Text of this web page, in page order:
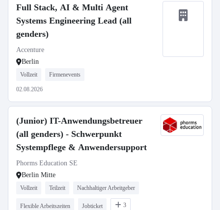
Full Stack, AI & Multi Agent
Systems Engineering Lead (all
genders)
Accenture
Berlin
Vollzeit Firmenevents
02.08.2026
(Junior) IT-Anwendungsbetreuer
(all genders) - Schwerpunkt
Systempflege & Anwendersupport
Phorms Education SE
Berlin Mitte
Vollzeit Teilzeit Nachhaltiger Arbeitgeber
Flexible Arbeitszeiten Jobticket 3